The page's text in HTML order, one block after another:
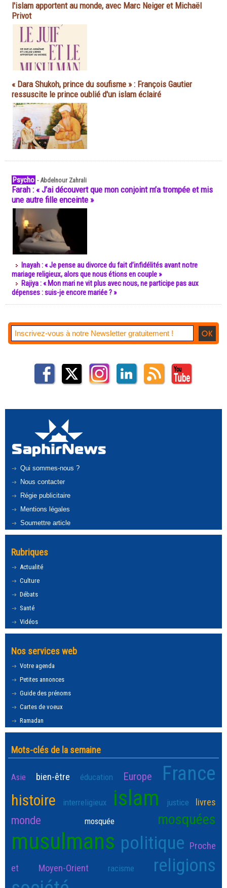
l'islam apportent au monde, avec Marc Neiger et Michaël
Privot
« Dara Shukoh, prince du soufisme » : François Gautier
ressuscite le prince oublié d'un islam éclairé
Psycho -Abdelnour Zahrali
Farah : « J’ai découvert que mon conjoint m’a trompée et mis
une autre fille enceinte »
Inayah : « Je pense au divorce du fait d’infidélités avant notre
mariage religieux, alors que nous étions en couple »
Rajiya : « Mon mari ne vit plus avec nous, ne participe pas aux
dépenses : suis-je encore mariée ? »
Qui sommes-nous ?
Nous contacter
Régie publicitaire
Mentions légales
Soumettre article
Rubriques
Actualité
Culture
Débats
Santé
Vidéos
Nos services web
Votre agenda
Petites annonces
Guide des prénoms
Cartes de voeux
Ramadan
Mots-clés de la semaine
Asie bien-être éducation Europe France
histoire interreligieux islam justice livres
monde mosquée mosquées
musulmans politique Proche
et Moyen-Orient
racisme religions